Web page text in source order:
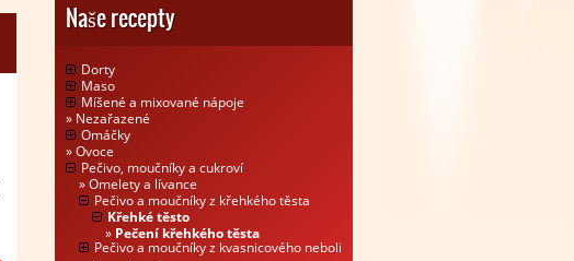
Naše recepty
Dorty
Maso
Míšené a mixované nápoje
Nezařazené
Omáčky
Ovoce
Pečivo, moučníky a cukroví
Omelety a lívance
Pečivo a moučníky z křehkého těsta
Křehké těsto
Pečení křehkého těsta
Pečivo a moučníky z kvasnicového neboli